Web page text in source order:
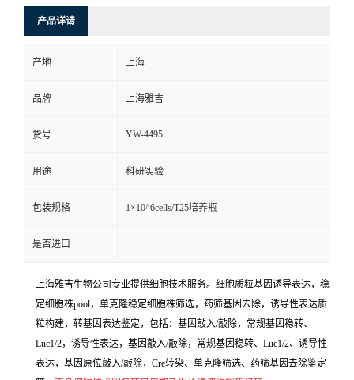
产品详请
产地 上海
品牌 上海雅吉
货号 YW-4495
用途 科研实验
包装规格 1×10^6cells/T25培养瓶
是否进口
上海雅吉生物公司专业提供细胞技术服务。细胞质粒基因诱导表达，稳
定细胞株pool，单克隆稳定细胞株筛选，药筛基因去除，诱导性表达质
粒构建，转基因表达鉴定，包括：基因敲入/敲除，常规基因稳转、
Luc1/2，诱导性表达，基因敲入/敲除，常规基因稳转、Luc1/2、诱导性
表达，基因原位敲入/敲除，Cre转染、单克隆筛选、药筛基因去除鉴定